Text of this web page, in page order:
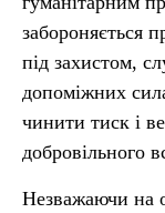
забороняється
під захистом,
допоміжних
чинити тиск і
добровільного
Незважаючи на